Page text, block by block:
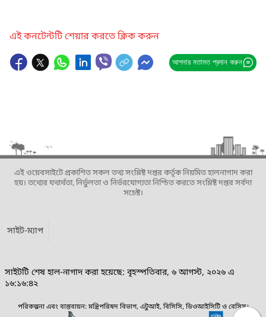
এই কনটেন্টটি শেয়ার করতে ক্লিক করুন
আপনার মতামত প্রদান করুন
এই ওয়েবসাইটে প্রকাশিত সকল তথ্য সংশ্লিষ্ট দপ্তর কর্তৃক নিয়মিত হালনাগাদ করা
হয়। তথ্যের যথার্থতা, নির্ভুলতা ও নির্ভরযোগ্যতা নিশ্চিত করতে সংশ্লিষ্ট দপ্তর সর্বদা
সচেষ্ট।
সাইট-ম্যাপ
সাইটটি শেষ হাল-নাগাদ করা হয়েছে: বৃহস্পতিবার, ৬ আগস্ট, ২০২৬ এ
১৬:১৬:৪২
পরিকল্পনা এবং বাস্তবায়ন: মন্ত্রিপরিষদ বিভাগ, এটুআই, বিসিসি, ডিওআইসিটি ও বেসিস।